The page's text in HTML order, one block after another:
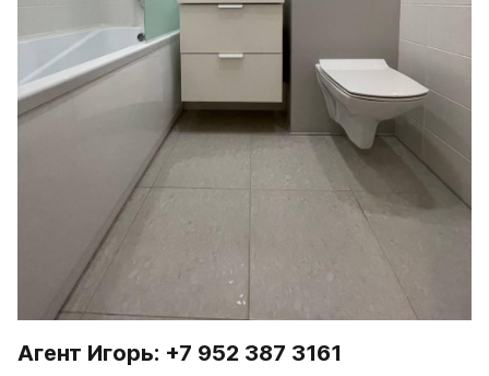
Агент Игорь: +7 952 387 3161